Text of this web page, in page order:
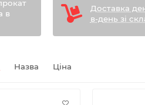
в
Доставка
в-день зі
Назва Ціна